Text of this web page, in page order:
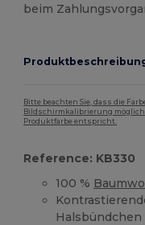
beim
Bitte beachten Sie, dass die
Bildschirmkalibrierung
Produktfarbe entspricht.
Reference: KB330
100 %
Halsbündchen